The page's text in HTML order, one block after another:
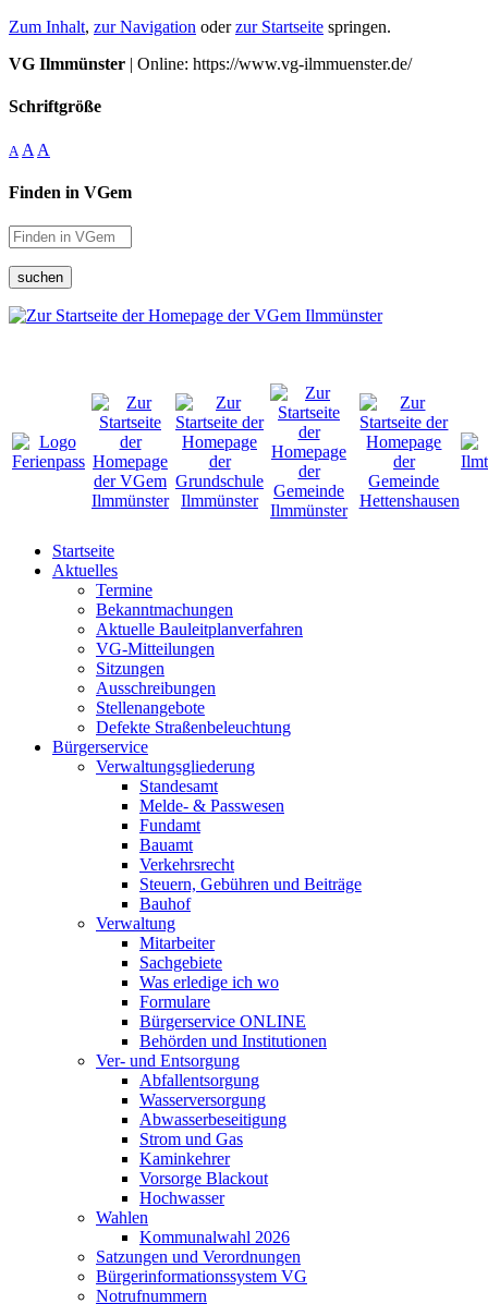
Zum Inhalt, zur Navigation oderzur Startseite springen.
VG Ilmmünster | Online: https://www.vg-ilmmuenster.de/
Schriftgröße
A A A
Finden in VGem
suchen
Startseite
Aktuelles
Termine
Bekanntmachungen
Aktuelle Bauleitplanverfahren
VG-Mitteilungen
Sitzungen
Ausschreibungen
Stellenangebote
Defekte Straßenbeleuchtung
Bürgerservice
Verwaltungsgliederung
Standesamt
Melde- & Passwesen
Fundamt
Bauamt
Verkehrsrecht
Steuern, Gebühren und Beiträge
Bauhof
Verwaltung
Mitarbeiter
Sachgebiete
Was erledige ich wo
Formulare
Bürgerservice ONLINE
Behörden und Institutionen
Ver- und Entsorgung
Abfallentsorgung
Wasserversorgung
Abwasserbeseitigung
Strom und Gas
Kaminkehrer
Vorsorge Blackout
Hochwasser
Wahlen
Kommunalwahl 2026
Satzungen und Verordnungen
Bürgerinformationssystem VG
Notrufnummern